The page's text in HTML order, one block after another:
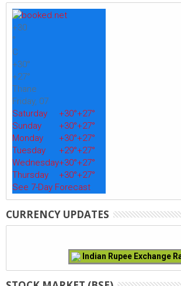
+30
°
C
+30°
+27°
Thane
Friday, 07
Saturday
+30°+27°
Sunday
+30°+27°
Monday
+30°+27°
Tuesday
+29°+27°
Wednesday+30°+27°
Thursday
+30°+27°
See 7-Day Forecast
CURRENCY UPDATES
Indian Rupee Exchange